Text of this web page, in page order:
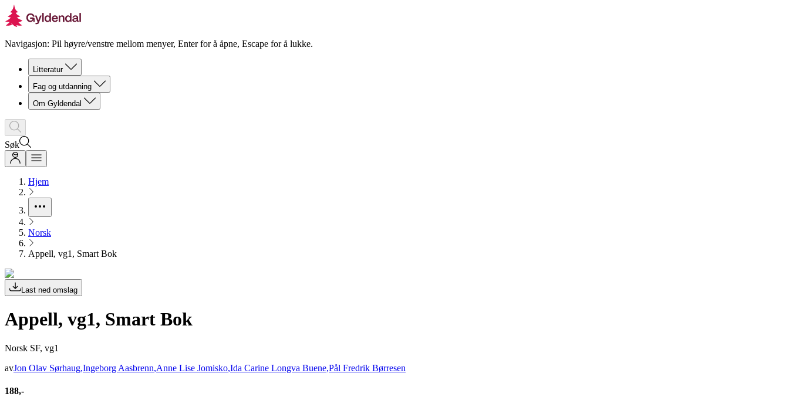
Navigasjon: Pil høyre/venstre mellom menyer, Enter for å åpne, Escape for å lukke.
Litteratur
Fag og utdanning
Om Gyldendal
Søk
Hjem
Norsk
Appell, vg1, Smart Bok
Last ned omslag
Appell, vg1, Smart Bok
Norsk SF, vg1
avJon Olav Sørhaug,Ingeborg Aasbrenn,Anne Lise Jomisko,Ida Carine Longva Buene,Pål Fredrik Børresen
188,-